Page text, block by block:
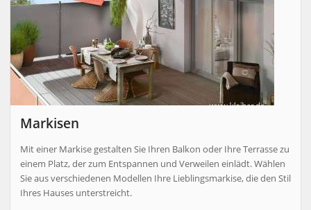
Markisen
Mit einer Markise gestalten Sie Ihren Balkon oder Ihre Terrasse zu
einem Platz, der zum Entspannen und Verweilen einlädt. Wählen
Sie aus verschiedenen Modellen Ihre Lieblingsmarkise, die den Stil
Ihres Hauses unterstreicht.